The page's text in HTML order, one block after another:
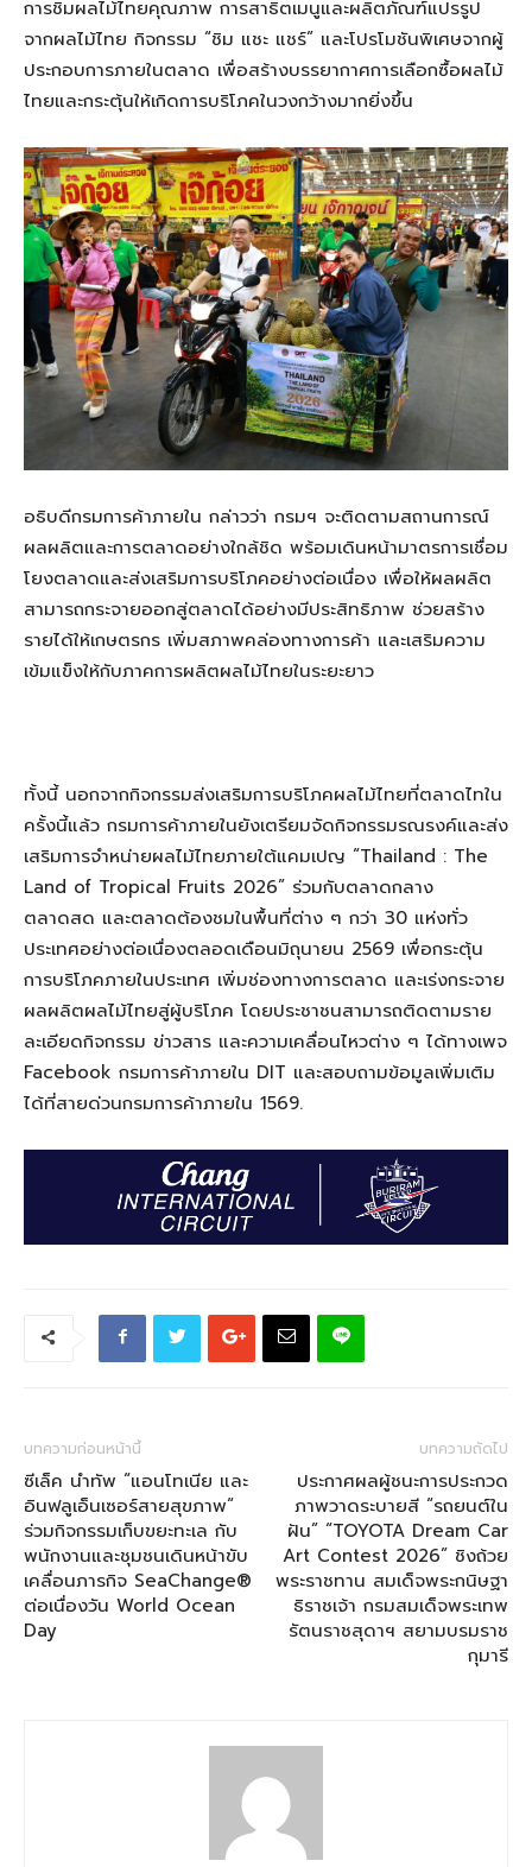
การชิมผลไม้ไทยคุณภาพ การสาธิตเมนูและผลิตภัณฑ์แปรรูป
จากผลไม้ไทย กิจกรรม “ชิม แชะ แชร์” และโปรโมชันพิเศษจากผู้
ประกอบการภายในตลาด เพื่อสร้างบรรยากาศการเลือกซื้อผลไม้
ไทยและกระตุ้นให้เกิดการบริโภคในวงกว้างมากยิ่งขึ้น
อธิบดีกรมการค้าภายใน กล่าวว่า กรมฯ จะติดตามสถานการณ์
ผลผลิตและการตลาดอย่างใกล้ชิด พร้อมเดินหน้ามาตรการเชื่อม
โยงตลาดและส่งเสริมการบริโภคอย่างต่อเนื่อง เพื่อให้ผลผลิต
สามารถกระจายออกสู่ตลาดได้อย่างมีประสิทธิภาพ ช่วยสร้าง
รายได้ให้เกษตรกร เพิ่มสภาพคล่องทางการค้า และเสริมความ
เข้มแข็งให้กับภาคการผลิตผลไม้ไทยในระยะยาว
ทั้งนี้ นอกจากกิจกรรมส่งเสริมการบริโภคผลไม้ไทยที่ตลาดไทใน
ครั้งนี้แล้ว กรมการค้าภายในยังเตรียมจัดกิจกรรมรณรงค์และส่ง
เสริมการจำหน่ายผลไม้ไทยภายใต้แคมเปญ “Thailand : The
Land of Tropical Fruits 2026” ร่วมกับตลาดกลาง
ตลาดสด และตลาดต้องชมในพื้นที่ต่าง ๆ กว่า 30 แห่งทั่ว
ประเทศอย่างต่อเนื่องตลอดเดือนมิถุนายน 2569 เพื่อกระตุ้น
การบริโภคภายในประเทศ เพิ่มช่องทางการตลาด และเร่งกระจาย
ผลผลิตผลไม้ไทยสู่ผู้บริโภค โดยประชาชนสามารถติดตามราย
ละเอียดกิจกรรม ข่าวสาร และความเคลื่อนไหวต่าง ๆ ได้ทางเพจ
Facebook กรมการค้าภายใน DIT และสอบถามข้อมูลเพิ่มเติม
ได้ที่สายด่วนกรมการค้าภายใน 1569.
บทความก่อนหน้านี้
ซีเล็ค นำทัพ “แอนโทเนีย และ
อินฟลูเอ็นเซอร์สายสุขภาพ“
ร่วมกิจกรรมเก็บขยะทะเล กับ
พนักงานและชุมชนเดินหน้าขับ
เคลื่อนภารกิจ SeaChange®
ต่อเนื่องวัน World Ocean
Day
บทความถัดไป
ประกาศผลผู้ชนะการประกวด
ภาพวาดระบายสี “รถยนต์ใน
ฝัน” “TOYOTA Dream Car
Art Contest 2026” ชิงถ้วย
พระราชทาน สมเด็จพระกนิษฐา
ธิราชเจ้า กรมสมเด็จพระเทพ
รัตนราชสุดาฯ สยามบรมราช
กุมารี